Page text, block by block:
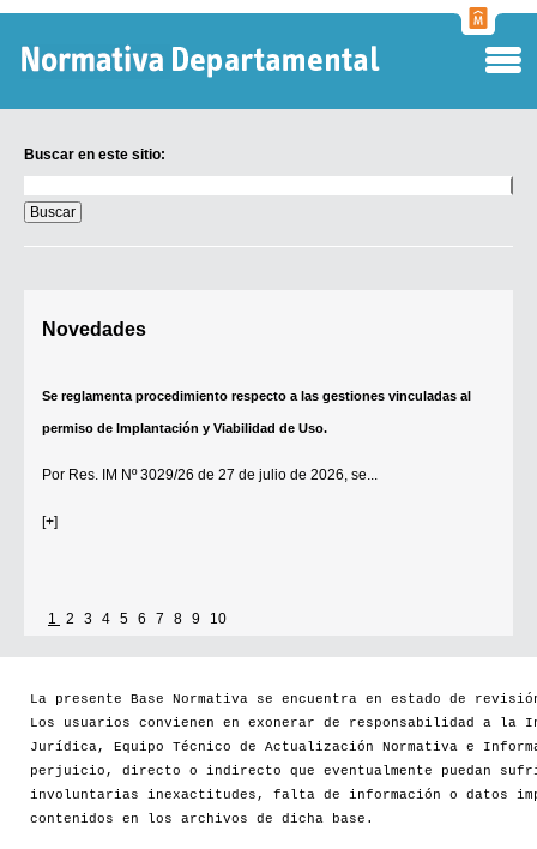
Buscar en este sitio:
en
este
sitio:
Novedades
Se reglamenta procedimiento respecto a las gestiones vinculadas al
permiso de Implantación y Viabilidad de Uso.
Por Res. IM Nº 3029/26 de 27 de julio de 2026, se...
[+]
1 2 3 4 5 6 7 8 9 10
La presente Base Normativa se encuentra en estado de
Los usuarios convienen en exonerar de responsabilidad a la
Jurídica, Equipo Técnico de Actualización Normativa e
perjuicio, directo o indirecto que eventualmente puedan
involuntarias inexactitudes, falta de información o datos
contenidos en los archivos de dicha base.